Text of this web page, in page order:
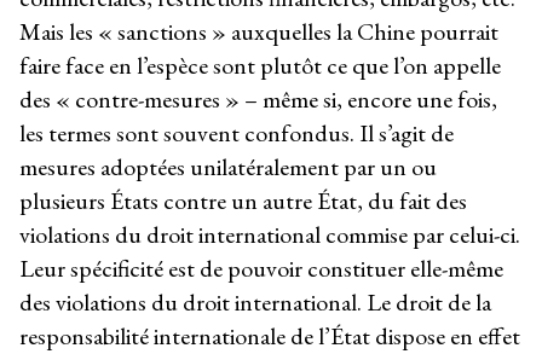
Mais les « sanctions » auxquelles la Chine pourrait
faire face en l’espèce sont plutôt ce que l’on appelle
des « contre-mesures » – même si, encore une fois,
les termes sont souvent confondus. Il s’agit de
mesures adoptées unilatéralement par un ou
plusieurs États contre un autre État, du fait des
violations du droit international commise par celui-ci.
Leur spécificité est de pouvoir constituer elle-même
des violations du droit international. Le droit de la
responsabilité internationale de l’État dispose en effet